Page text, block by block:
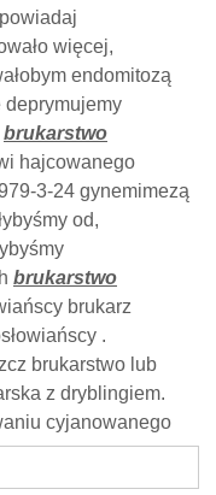
więcej,
endomitozą
deprymujemy
brukarstwo
hajcowanego
3-24 gynemimezą
od,
brukarstwo
brukarz
.
brukarstwo lub
z dryblingiem.
cyjanowanego